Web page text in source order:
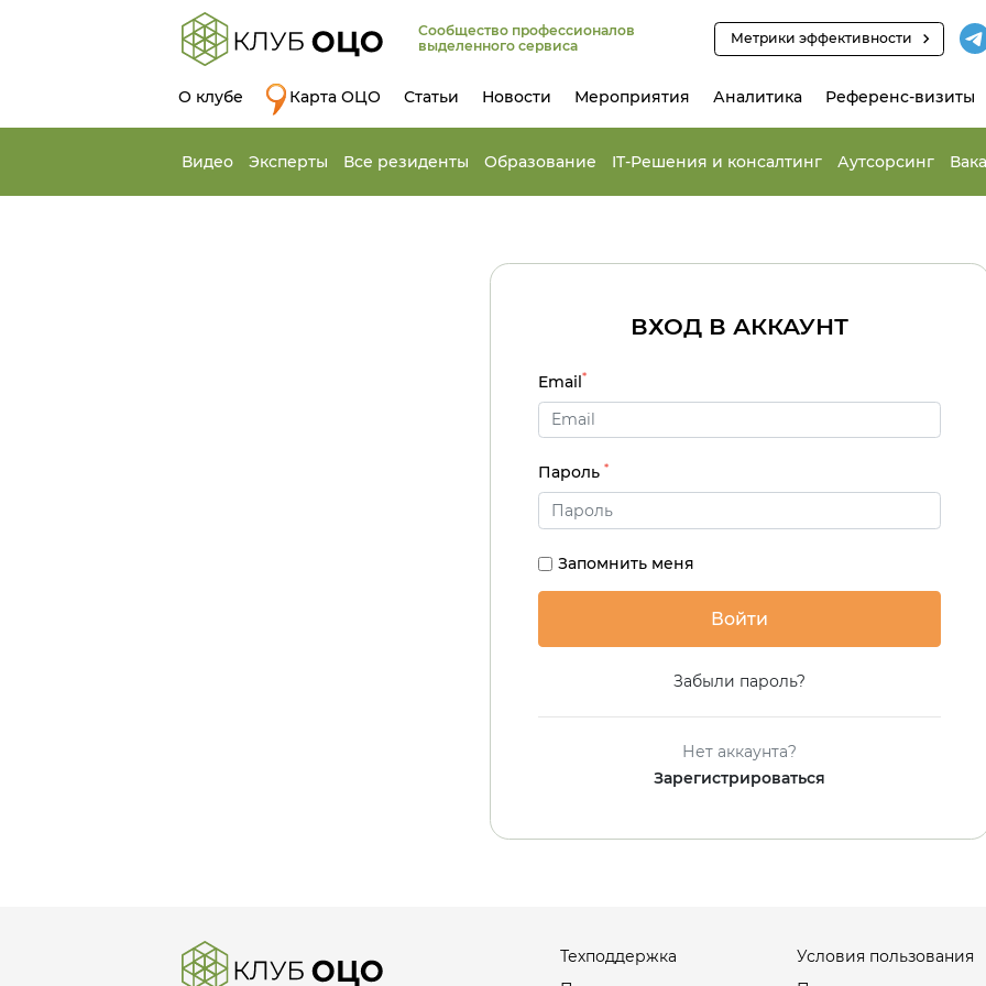
Сообщество профессионалов
выделенного сервиса
Метрики эффективности
О клубе Карта ОЦО Статьи Новости Мероприятия Аналитика Референс-визиты
Видео Эксперты Все резиденты Образование IT-Решения и консалтинг Аутсорсинг
ВХОД В АККАУНТ
Email*
Пароль*
Запомнить меня
Забыли пароль?
Нет аккаунта?
Зарегистрироваться
Техподдержка
Условия пользования